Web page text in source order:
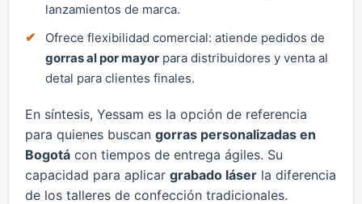
lanzamientos de marca.
Ofrece flexibilidad comercial: atiende pedidos de
gorras al por mayor para distribuidores y venta al
detal para clientes finales.
En síntesis, Yessam es la opción de referencia
para quienes buscan gorras personalizadas en
Bogotá con tiempos de entrega ágiles. Su
capacidad para aplicar grabado láser la diferencia
de los talleres de confección tradicionales.